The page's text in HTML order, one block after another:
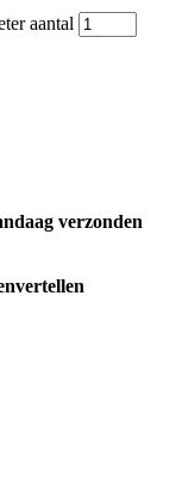
aantal
verzonden